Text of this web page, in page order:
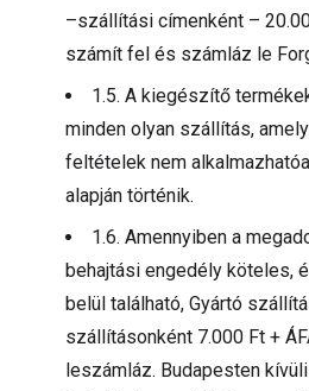
–szállítási címenként –
számít fel és számláz le
1.5. A kiegészítő
minden olyan szállítás,
feltételek nem
alapján történik.
1.6. Amennyiben a
behajtási engedély köteles,
belül található, Gyártó
szállításonként 7.000 Ft +
leszámláz. Budapesten